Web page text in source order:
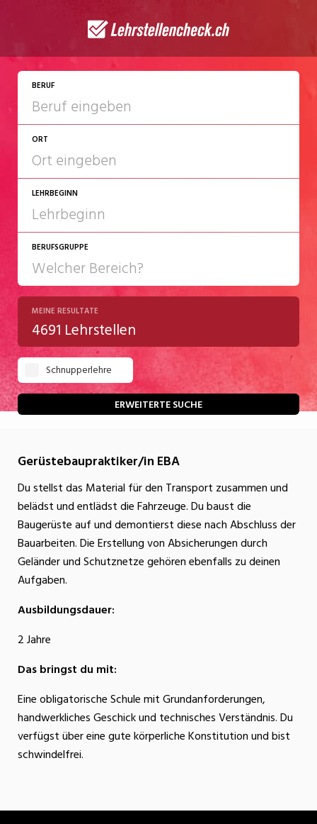
BERUF
ORT
LEHRBEGINN
2027
2028
BERUFSGRUPPE
Chemie/Pharma
Gastgewerbe
Gesundheit/Pflege/Soziales
Handwerk/Technik
Kultur
Nahrung
Natur
Verkehr/Logistik
Wirtschaft/Verwaltung
MEINE RESULTATE
4691 Lehrstellen
Schnupperlehre
ERWEITERTE SUCHE
Gerüstebaupraktiker/in EBA
Du stellst das Material für den Transport zusammen und
belädst und entlädst die Fahrzeuge. Du baust die
Baugerüste auf und demontierst diese nach Abschluss der
Bauarbeiten. Die Erstellung von Absicherungen durch
Geländer und Schutznetze gehören ebenfalls zu deinen
Aufgaben.
Ausbildungsdauer:
2 Jahre
Das bringst du mit:
Eine obligatorische Schule mit Grundanforderungen,
handwerkliches Geschick und technisches Verständnis. Du
verfügst über eine gute körperliche Konstitution und bist
schwindelfrei.